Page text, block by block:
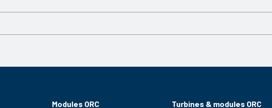
samtidigt som filtreringsprestandan bibehålls. Passar
Modules ORC Turbines & modules ORC